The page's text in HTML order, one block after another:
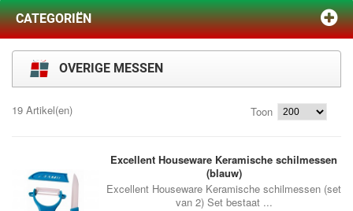
CATEGORIËN
OVERIGE MESSEN
19 Artikel(en) Toon
Excellent Houseware Keramische schilmessen
(blauw)
Excellent Houseware Keramische schilmessen (set
van 2) Set bestaat ...